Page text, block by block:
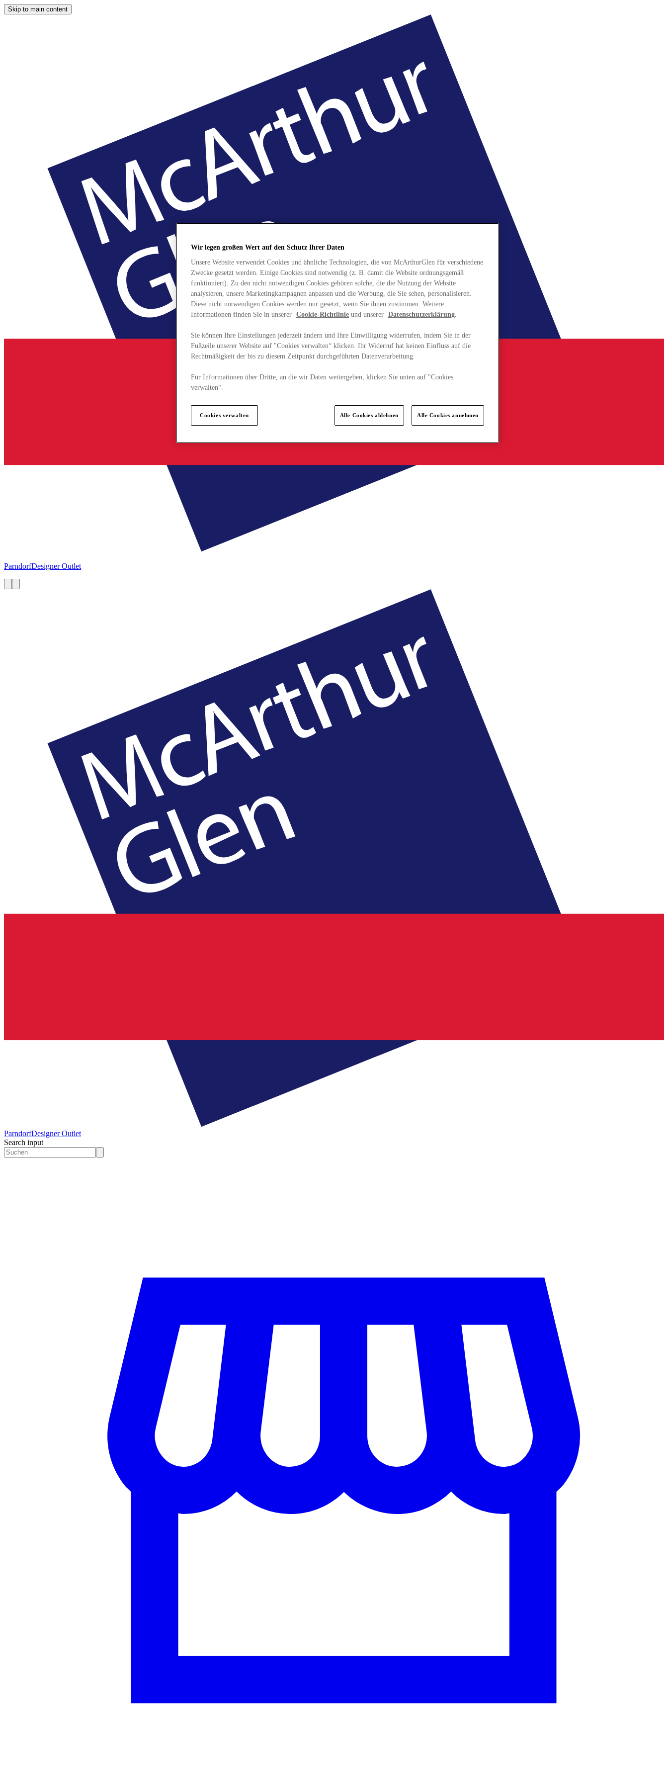
Skip to main content
ParndorfDesigner Outlet
ParndorfDesigner Outlet
Search input
Wir legen großen Wert auf den Schutz Ihrer Daten
Unsere Website verwendet Cookies und ähnliche Technologien, die von McArthurGlen für verschiedene
Zwecke gesetzt werden. Einige Cookies sind notwendig (z. B. damit die Website ordnungsgemäß
funktioniert). Zu den nicht notwendigen Cookies gehören solche, die die Nutzung der Website
analysieren, unsere Marketingkampagnen anpassen und die Werbung, die Sie sehen, personalisieren.
Diese nicht notwendigen Cookies werden nur gesetzt, wenn Sie ihnen zustimmen. Weitere
Informationen finden Sie in unserer Cookie-Richtlinie und unserer Datenschutzerklärung.
Sie können Ihre Einstellungen jederzeit ändern und Ihre Einwilligung widerrufen, indem Sie in der
Fußzeile unserer Website auf "Cookies verwalten“ klicken. Ihr Widerruf hat keinen Einfluss auf die
Rechtmäßigkeit der bis zu diesem Zeitpunkt durchgeführten Datenverarbeitung.
Für Informationen über Dritte, an die wir Daten weitergeben, klicken Sie unten auf "Cookies
verwalten“.
Cookies verwalten Alle Cookies ablehnen Alle Cookies annehmen